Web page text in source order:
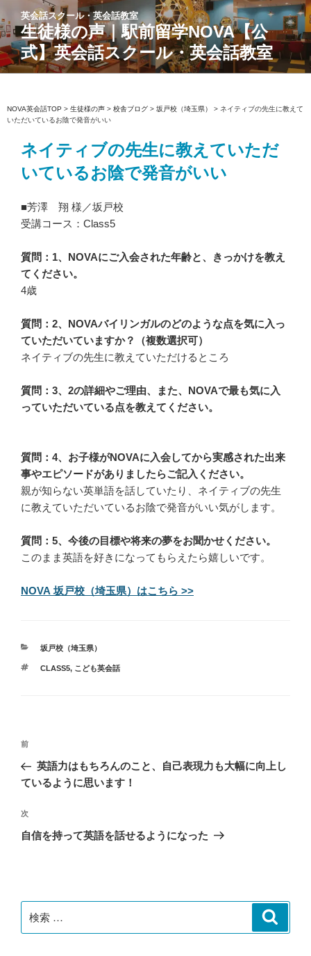
ン
テ
ン
ツ
ス
キ
英会話スクール・英会話教室
生徒様の声｜駅前留学NOVA【公
式】英会話スクール・英会話教室
NOVA英会話TOP > 生徒様の声 > 校舎ブログ > 坂戸校（埼玉県） > ネイティブの先生に教えて
いただいているお陰で発音がいい
ネイティブの先生に教えていただ
いているお陰で発音がいい
■芳澤 翔 様／坂戸校
受講コース：Class5
質問：1、NOVAにご入会された年齢と、きっかけを教え
てください。
4歳
質問：2、NOVAバイリンガルのどのような点を気に入っ
ていただいていますか？（複数選択可）
ネイティブの先生に教えていただけるところ
質問：3、2の詳細やご理由、また、NOVAで最も気に入
っていただいている点を教えてください。
質問：4、お子様がNOVAに入会してから実感された出来
事やエピソードがありましたらご記入ください。
親が知らない英単語を話していたり、ネイティブの先生
に教えていただいているお陰で発音がいい気がします。
質問：5、今後の目標や将来の夢をお聞かせください。
このまま英語を好きになってもらえたら嬉しいです。
NOVA 坂戸校（埼玉県）はこちら >>
カ
ゴ
坂戸校（埼玉県）
タ
CLASS5, こども英会話
投
ナ
ゲ
ー
過
去
の
稿
前
英語力はもちろんのこと、自己表現力も大幅に向上し
ているように思います！
次
の
次
自信を持って英語を話せるようになった
索: